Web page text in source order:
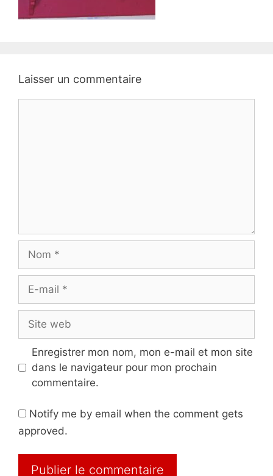
Laisser un commentaire
Nom
Site
web
Enregistrer mon nom, mon e-mail et mon site
dans le navigateur pour mon prochain
commentaire.
Notify me by email when the comment gets
approved.